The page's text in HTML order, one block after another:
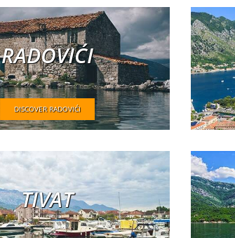
RADOVIĆI
DISCOVER RADOVIĆI
TIVAT